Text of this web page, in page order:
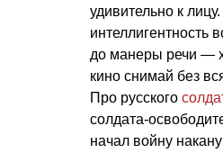
удивительно к
интеллигентность
до манеры речи —
кино снимай без
Про русского
солдата-
начал войну